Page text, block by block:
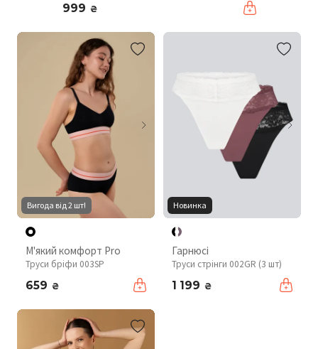
999 ₴
Вигода від 2 шт!
М'який комфорт Pro
Труси бріфи 003SP
659 ₴
Новинка
Гарнюсі
Труси стрінги 002GR (3 шт)
1 199 ₴